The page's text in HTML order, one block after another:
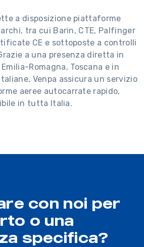
a disposizione piattaforme
tra cui Barin, CTE, Palfinger
CE e sottoposte a controlli
a una presenza diretta in
Romagna, Toscana e in
Venpa assicura un servizio
aeree autocarrate rapido,
in tutta Italia.
con noi per
o una
specifica?